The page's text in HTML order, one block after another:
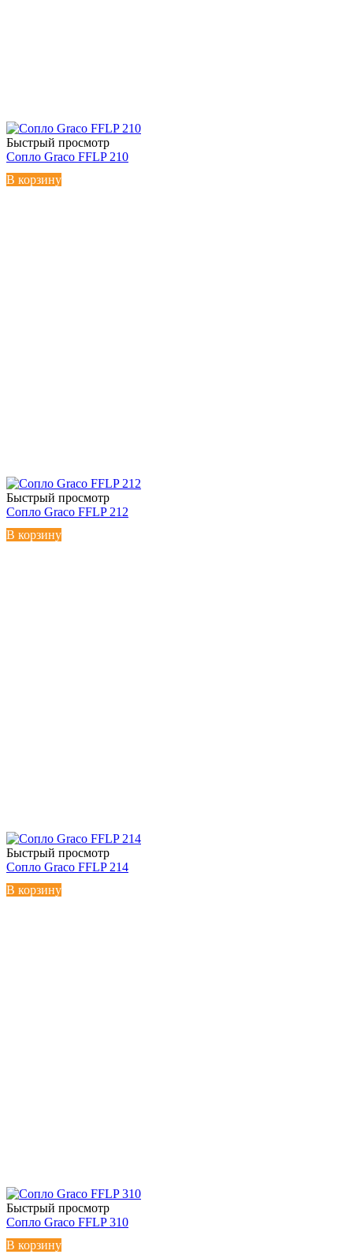
Быстрый просмотр
Сопло Graco FFLP 210
В корзину
Быстрый просмотр
Сопло Graco FFLP 212
В корзину
Быстрый просмотр
Сопло Graco FFLP 214
В корзину
Быстрый просмотр
Сопло Graco FFLP 310
В корзину